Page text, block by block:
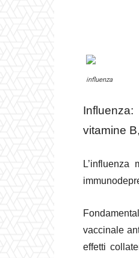
influenza
vitamine
vaccinale
effetti